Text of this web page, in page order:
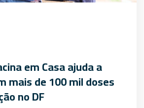
em Casa ajuda a
mais de 100 mil doses
no DF